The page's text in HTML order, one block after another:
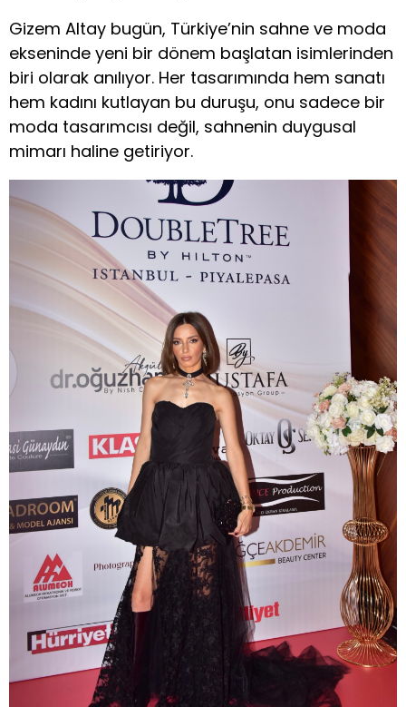
Gizem Altay bugün, Türkiye’nin sahne ve moda
ekseninde yeni bir dönem başlatan isimlerinden
biri olarak anılıyor. Her tasarımında hem sanatı
hem kadını kutlayan bu duruşu, onu sadece bir
moda tasarımcısı değil, sahnenin duygusal
mimarı haline getiriyor.